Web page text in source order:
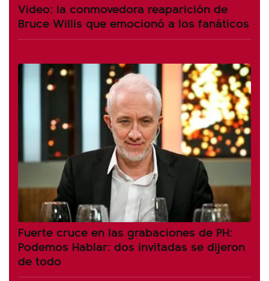
Video: la conmovedora reaparición de
Bruce Willis que emocionó a los fanáticos
Fuerte cruce en las grabaciones de PH:
Podemos Hablar: dos invitadas se dijeron
de todo